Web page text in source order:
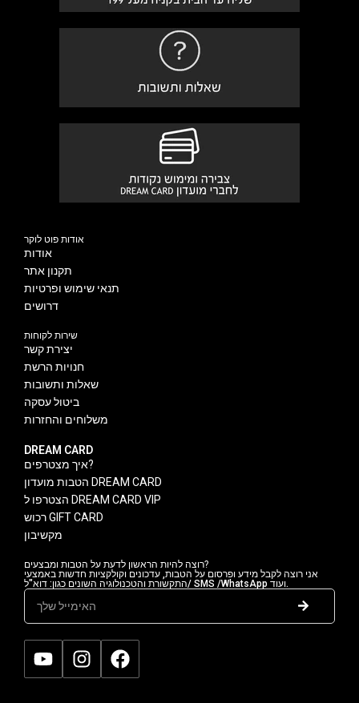
אודות פוט לוקר
אודות
תקנון אתר
תנאי שימוש ופרטיות
דרושים
שירות לקוחות
יצירת קשר
חנויות הרשת
שאלות ותשובות
ביטול עסקה
משלוחים והחזרות
DREAM CARD
איך מצטרפים?
הטבות מועדון DREAM CARD
הצטרפו ל DREAM CARD VIP
רכוש GIFT CARD
מקשיבון
רוצה להיות הראשון לדעת על הטבות ומבצעים?
אני רוצה לקבל מידע ופרסום על הטבות, עדכונים וקולקציות חדשות באמצעי
התקשורת והטכנולוגיה השונים כגון: דוא"ל/ SMS /WhatsApp ועוד.